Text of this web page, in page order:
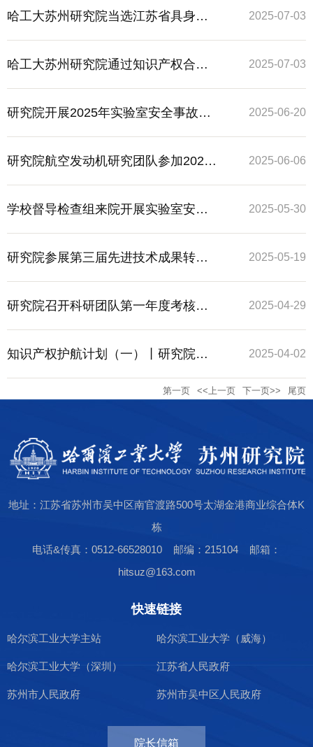
顺利举办
哈工大苏州研究院当选江苏省具身智
能机器人产业联盟副理事长单位
2025-07-03
哈工大苏州研究院通过知识产权合规
管理体系认证审核
2025-07-03
研究院开展2025年实验室安全事故消
防逃生知识培训和应急演练
2025-06-20
研究院航空发动机研究团队参加2025
涡轮技术大会暨民用航空发动机与燃
气轮机产业展
2025-06-06
学校督导检查组来院开展实验室安全
督导检查工作
2025-05-30
研究院参展第三届先进技术成果转化
大会
2025-05-19
研究院召开科研团队第一年度考核工
作会
2025-04-29
知识产权护航计划（一）丨研究院开
展专利撰写技巧与高效授权策略讲座
2025-04-02
第一页 <<上一页 下一页>> 尾页
地址：江苏省苏州市吴中区南官渡路500号太湖金港商业综合体K
栋
电话&传真：0512-66528010 邮编：215104 邮箱：
hitsuz@163.com
快速链接
哈尔滨工业大学主站 哈尔滨工业大学（威海）
哈尔滨工业大学（深圳） 江苏省人民政府
苏州市人民政府 苏州市吴中区人民政府
院长信箱